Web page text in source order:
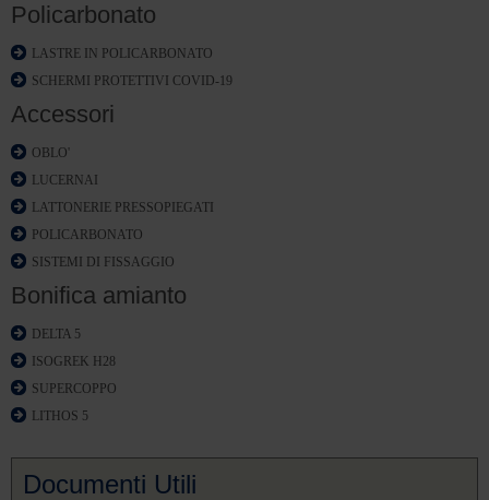
Policarbonato
LASTRE IN POLICARBONATO
SCHERMI PROTETTIVI COVID-19
Accessori
OBLO'
LUCERNAI
LATTONERIE PRESSOPIEGATI
POLICARBONATO
SISTEMI DI FISSAGGIO
Bonifica amianto
DELTA 5
ISOGREK H28
SUPERCOPPO
LITHOS 5
Documenti Utili